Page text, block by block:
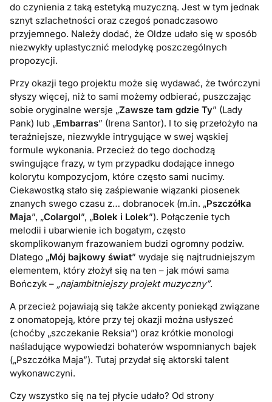
do czynienia z taką estetyką muzyczną. Jest w tym jednak
sznyt szlachetności oraz czegoś ponadczasowo
przyjemnego. Należy dodać, że Oldze udało się w sposób
niezwykły uplastycznić melodykę poszczególnych
propozycji.
Przy okazji tego projektu może się wydawać, że twórczyni
słyszy więcej, niż to sami możemy odbierać, puszczając
sobie oryginalne wersje „Zawsze tam gdzie Ty” (Lady
Pank) lub „Embarras” (Irena Santor). I to się przełożyło na
teraźniejsze, niezwykle intrygujące w swej wąskiej
formule wykonania. Przecież do tego dochodzą
swingujące frazy, w tym przypadku dodające innego
kolorytu kompozycjom, które często sami nucimy.
Ciekawostką stało się zaśpiewanie wiązanki piosenek
znanych swego czasu z… dobranocek (m.in. „Pszczółka
Maja”, „Colargol”, „Bolek i Lolek”). Połączenie tych
melodii i ubarwienie ich bogatym, często
skomplikowanym frazowaniem budzi ogromny podziw.
Dlatego „Mój bajkowy świat” wydaje się najtrudniejszym
elementem, który złożył się na ten – jak mówi sama
Bończyk – „najambitniejszy projekt muzyczny”.
A przecież pojawiają się także akcenty poniekąd związane
z onomatopeją, które przy tej okazji można usłyszeć
(choćby „szczekanie Reksia”) oraz krótkie monologi
naśladujące wypowiedzi bohaterów wspomnianych bajek
(„Pszczółka Maja”). Tutaj przydał się aktorski talent
wykonawczyni.
Czy wszystko się na tej płycie udało? Od strony